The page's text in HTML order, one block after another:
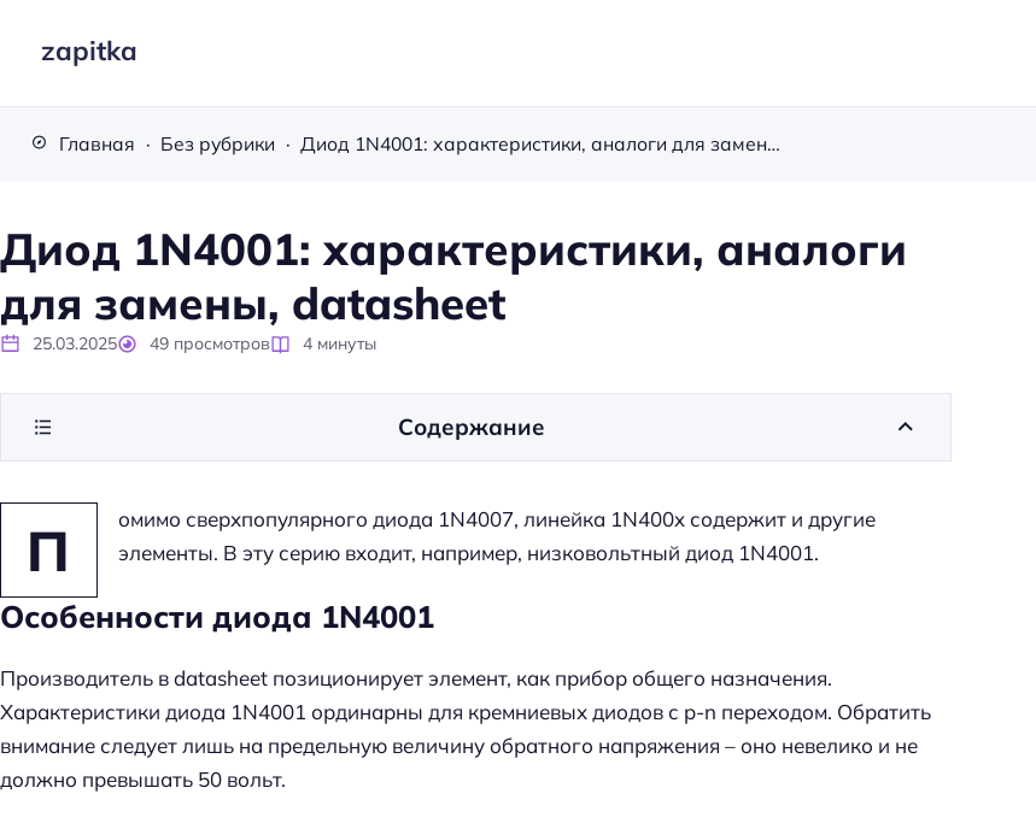
zapitka
Главная Без рубрики Диод 1N4001: характеристики, аналоги для замены, datasheet
Диод 1N4001: характеристики, аналоги
для замены, datasheet
25.03.2025 49 просмотров 4 минуты
П
омимо сверхпопулярного диода 1N4007, линейка 1N400x содержит и другие
элементы. В эту серию входит, например, низковольтный диод 1N4001.
Особенности диода 1N4001
Производитель в datasheet позиционирует элемент, как прибор общего назначения.
Характеристики диода 1N4001 ординарны для кремниевых диодов с p-n переходом. Обратить
внимание следует лишь на предельную величину обратного напряжения – оно невелико и не
должно превышать 50 вольт.
Содержание